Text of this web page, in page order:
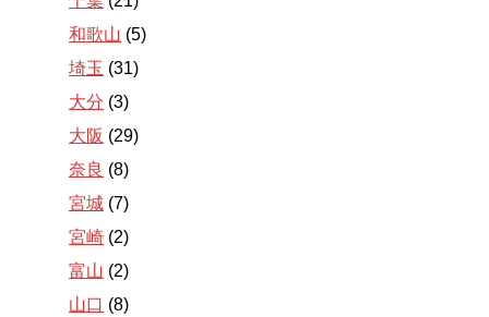
和歌山 (5)
埼玉 (31)
大分 (3)
大阪 (29)
奈良 (8)
宮城 (7)
宮崎 (2)
富山 (2)
山口 (8)